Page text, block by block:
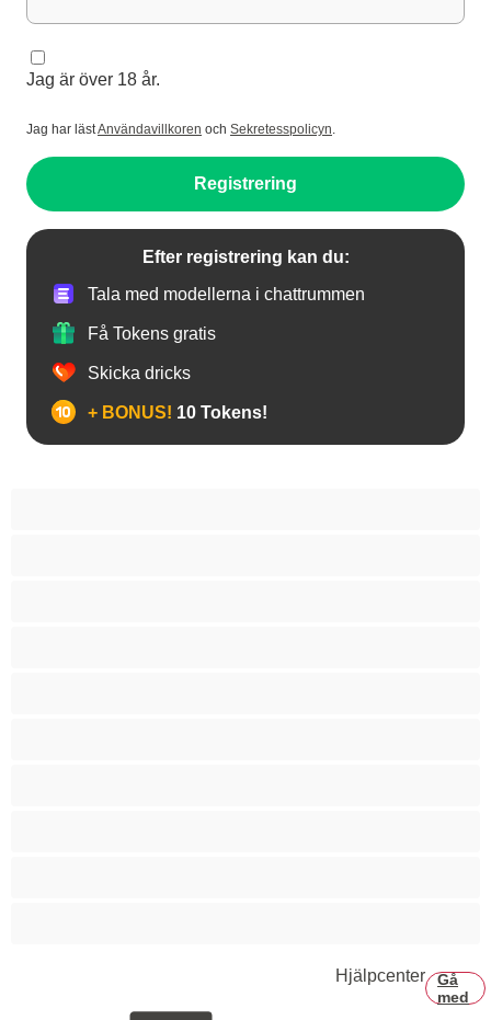
Jag är över 18 år.
Jag har lästAnvändavillkoren och Sekretesspolicyn.
Registrering
Efter registrering kan du:
Tala med modellerna i chattrummen
Få Tokens gratis
Skicka dricks
+ BONUS! 10 Tokens!
Hjälpcenter
Gå
med